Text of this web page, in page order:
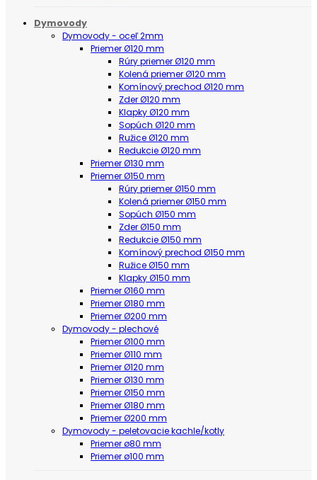
Dymovody
Dymovody - oceľ 2mm
Priemer Ø120 mm
Rúry priemer Ø120 mm
Kolená priemer Ø120 mm
Komínový prechod Ø120 mm
Zder Ø120 mm
Klapky Ø120 mm
Sopúch Ø120 mm
Ružice Ø120 mm
Redukcie Ø120 mm
Priemer Ø130 mm
Priemer Ø150 mm
Rúry priemer Ø150 mm
Kolená priemer Ø150 mm
Sopúch Ø150 mm
Zder Ø150 mm
Redukcie Ø150 mm
Komínový prechod Ø150 mm
Ružice Ø150 mm
Klapky Ø150 mm
Priemer Ø160 mm
Priemer Ø180 mm
Priemer Ø200 mm
Dymovody - plechové
Priemer Ø100 mm
Priemer Ø110 mm
Priemer Ø120 mm
Priemer Ø130 mm
Priemer Ø150 mm
Priemer Ø180 mm
Priemer Ø200 mm
Dymovody - peletovacie kachle/kotly
Priemer ø80 mm
Priemer ø100 mm